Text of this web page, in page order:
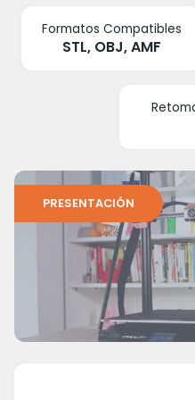
Formatos Compatibles
STL, OBJ, AMF
PRESENTACIÓN